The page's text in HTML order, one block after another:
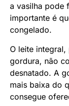
a vasilha pode
importante é
congelado.
O leite
gordura, não
desnatado. A
mais baixa do
consegue